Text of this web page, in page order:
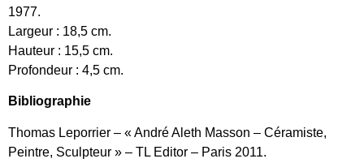
1977.
Largeur : 18,5 cm.
Hauteur : 15,5 cm.
Profondeur : 4,5 cm.
Bibliographie
Thomas Leporrier – « André Aleth Masson – Céramiste,
Peintre, Sculpteur » – TL Editor – Paris 2011.